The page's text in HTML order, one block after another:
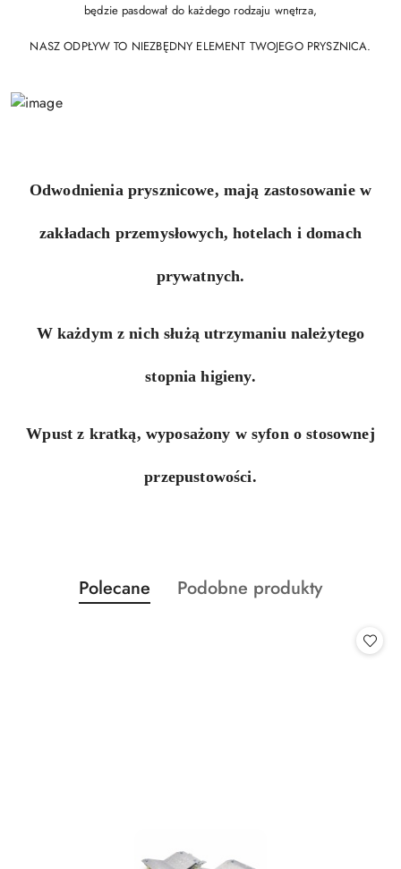
będzie pasdował do każdego rodzaju wnętrza,
NASZ ODPŁYW TO NIEZBĘDNY ELEMENT TWOJEGO PRYSZNICA.
Odwodnienia prysznicowe, mają zastosowanie w
zakładach przemysłowych, hotelach i domach
prywatnych.
W każdym z nich służą utrzymaniu należytego
stopnia higieny.
Wpust z kratką, wyposażony w syfon o stosownej
przepustowości.
Pomiń karuzelę produktów
Produkty
o
Polecane
Produkty
Podobne produkty